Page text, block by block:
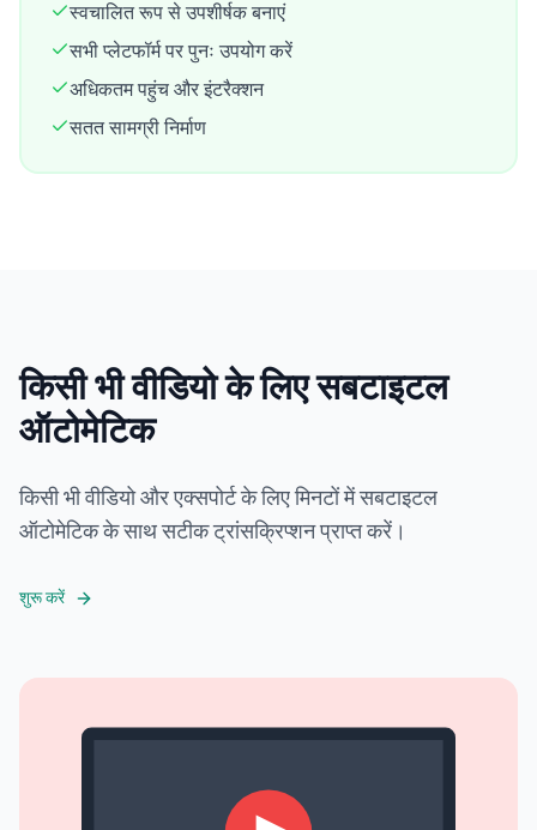
स्वचालित रूप से उपशीर्षक बनाएं
सभी प्लेटफॉर्म पर पुनः उपयोग करें
अधिकतम पहुंच और इंटरैक्शन
सतत सामग्री निर्माण
किसी भी वीडियो के लिए सबटाइटल
ऑटोमेटिक
किसी भी वीडियो और एक्सपोर्ट के लिए मिनटों में सबटाइटल
ऑटोमेटिक के साथ सटीक ट्रांसक्रिप्शन प्राप्त करें।
शुरू करें